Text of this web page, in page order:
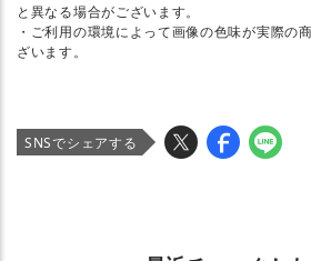
と異なる場合がございます。
・ご利用の環境によって画像の色味が実際の
ざいます。
SNSでシェアする